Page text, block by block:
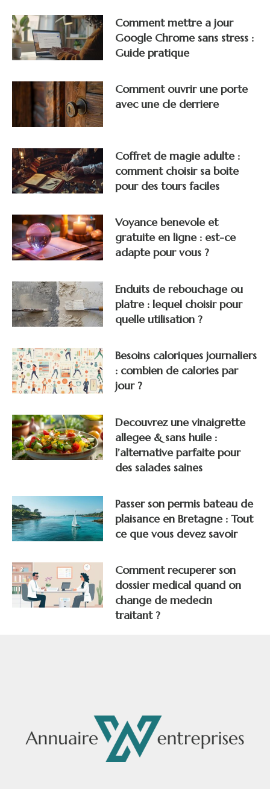
Comment mettre a jour
Google Chrome sans stress :
Guide pratique
Comment ouvrir une porte
avec une cle derriere
Coffret de magie adulte :
comment choisir sa boite
pour des tours faciles
Voyance benevole et
gratuite en ligne : est-ce
adapte pour vous ?
Enduits de rebouchage ou
platre : lequel choisir pour
quelle utilisation ?
Besoins caloriques journaliers
: combien de calories par
jour ?
Decouvrez une vinaigrette
allegee & sans huile :
l’alternative parfaite pour
des salades saines
Passer son permis bateau de
plaisance en Bretagne : Tout
ce que vous devez savoir
Comment recuperer son
dossier medical quand on
change de medecin
traitant ?